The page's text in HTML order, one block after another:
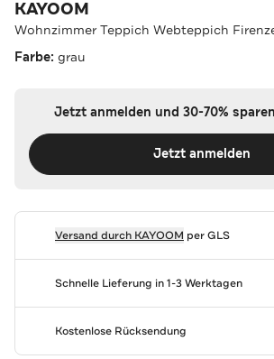
KAYOOM
Wohnzimmer Teppich Webteppich
Farbe: grau
Jetzt anmelden und 30-70%
Jetzt anmelden
Versand durch KAYOOM per GLS
Schnelle Lieferung in 1-3 Werktagen
Kostenlose Rücksendung